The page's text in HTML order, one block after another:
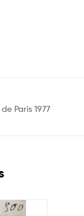
Paris 1977